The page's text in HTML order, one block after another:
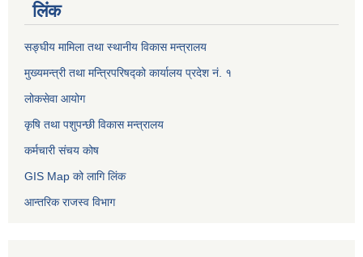
लिंक
सङ्घीय मामिला तथा स्थानीय विकास मन्त्रालय
मुख्यमन्त्री तथा मन्त्रिपरिषद्को कार्यालय प्रदेश नं. १
लोकसेवा आयोग ​​​​
कृषि तथा पशुपन्छी विकास मन्त्रालय
कर्मचारी संचय कोष
GIS Map को लागि लिंक
आन्तरिक राजस्व विभाग